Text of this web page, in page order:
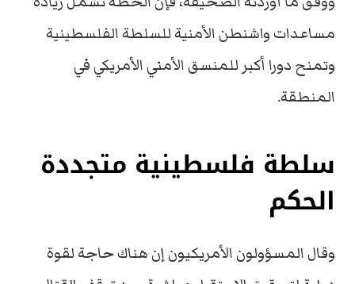
مساعدات واشنطن الأمنية للسلطة الفلسطينية
وتمنح دورا أكبر للمنسق الأمني الأمريكي في
المنطقة.
سلطة فلسطينية متجددة
الحكم
وقال المسؤولون الأمريكيون إن هناك حاجة لقوة